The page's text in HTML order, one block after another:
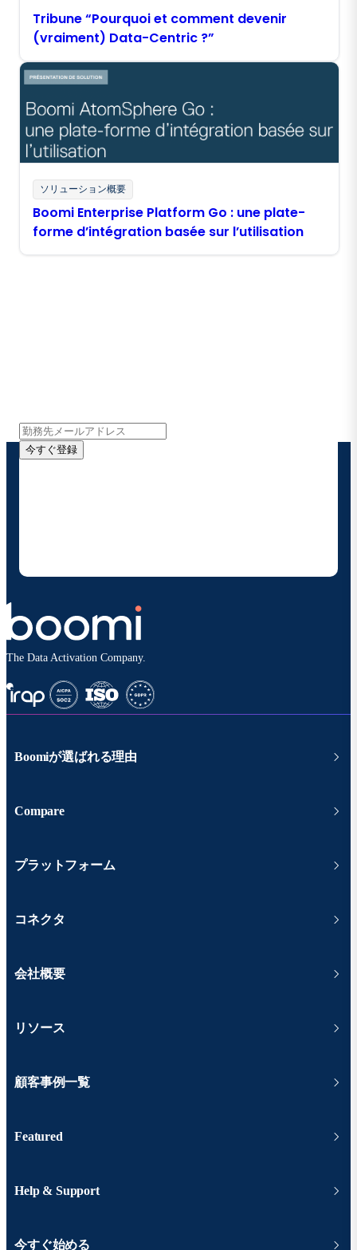
Tribune “Pourquoi et comment devenir
(vraiment) Data-Centric ?”
ソリューション概要
Boomi Enterprise Platform Go : une plate-
forme d’intégration basée sur l’utilisation
今すぐ登録
The Data Activation Company.
Boomiが選ばれる理由
Compare
プラットフォーム
コネクタ
会社概要
リソース
顧客事例一覧
Featured
Help & Support
今すぐ始める